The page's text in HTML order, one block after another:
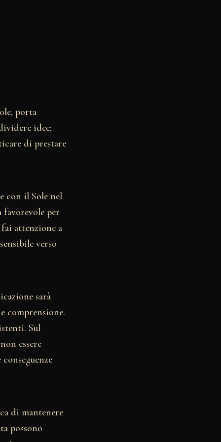
porta
idee;
di prestare
con il Sole nel
favorevole per
attenzione a
verso
sarà
comprensione.
Sul
essere
di mantenere
possono